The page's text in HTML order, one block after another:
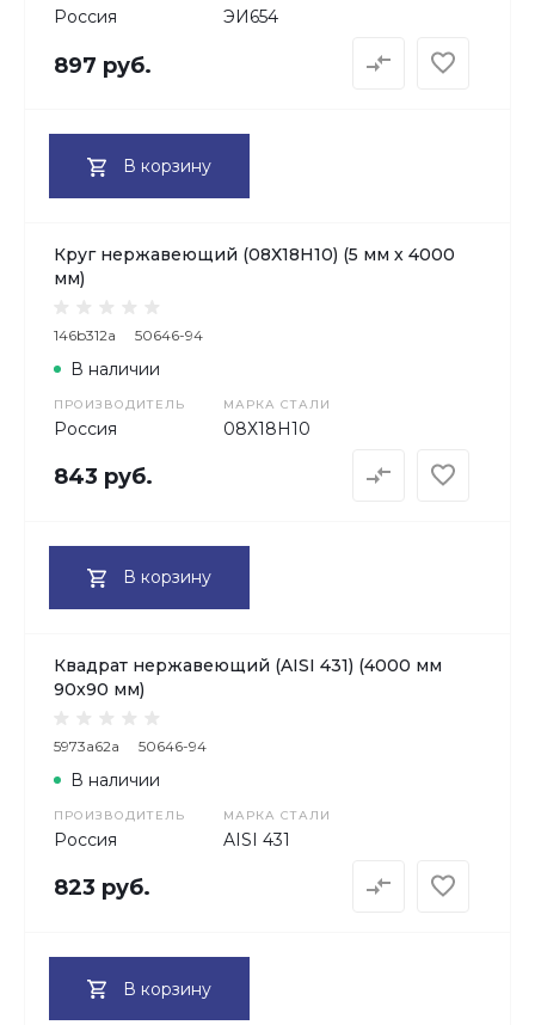
Россия ЭИ654
897 руб.
В корзину
Круг нержавеющий (08Х18Н10) (5 мм х 4000
мм)
146b312a 50646-94
ПРОИЗВОДИТЕЛЬ
Россия
МАРКА СТАЛИ
08Х18H10
В наличии
843 руб.
В корзину
Квадрат нержавеющий (AISI 431) (4000 мм
90x90 мм)
5973a62a 50646-94
ПРОИЗВОДИТЕЛЬ
Россия
МАРКА СТАЛИ
AISI 431
В наличии
823 руб.
В корзину